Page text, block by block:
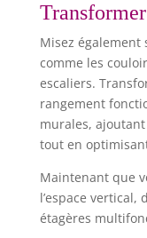
Misez également
comme les
escaliers.
rangement
murales,
tout en
Maintenant que
l’espace vertical,
étagères